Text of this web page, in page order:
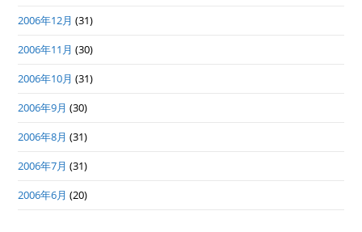
2006年12月 (31)
2006年11月 (30)
2006年10月 (31)
2006年9月 (30)
2006年8月 (31)
2006年7月 (31)
2006年6月 (20)